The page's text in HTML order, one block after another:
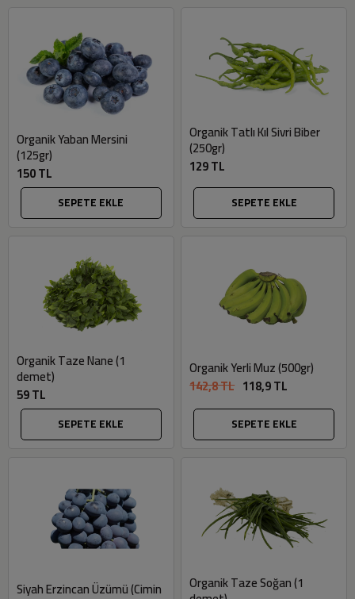
Organik Yaban Mersini
(125gr)
150 TL
SEPETE EKLE
Organik Tatlı Kıl Sivri Biber
(250gr)
129 TL
SEPETE EKLE
Organik Taze Nane (1
demet)
59 TL
SEPETE EKLE
Organik Yerli Muz (500gr)
142,8 TL 118,9 TL
SEPETE EKLE
Siyah Erzincan Üzümü (Cimin Organik Taze Soğan (1